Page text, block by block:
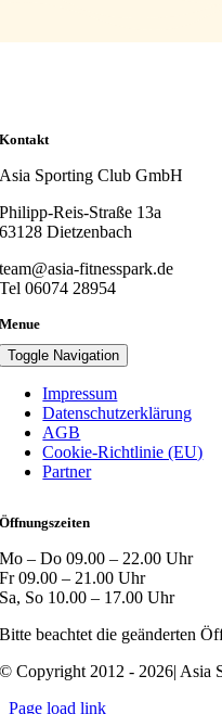
Kontakt
Asia Sporting Club GmbH
Philipp-Reis-Straße 13a
63128 Dietzenbach
team@asia-fitnesspark.de
Tel 06074 28954
Menue
Toggle Navigation
Impressum
Datenschutzerklärung
AGB
Cookie-Richtlinie (EU)
Partner
Öffnungszeiten
Mo – Do 09.00 – 22.00 Uhr
Fr 09.00 – 21.00 Uhr
Sa, So 10.00 – 17.00 Uhr
Bitte beachtet die geänderten
© Copyright 2012 - 2026| Asia
Page load link